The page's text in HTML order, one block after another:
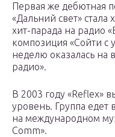
Первая же дебютная
«Дальний свет» стала
хит-парада на радио
композиция «Сойти с
неделю оказалась на
радио».
В 2003 году «Reflex»
уровень. Группа едет
на международном
Comm».